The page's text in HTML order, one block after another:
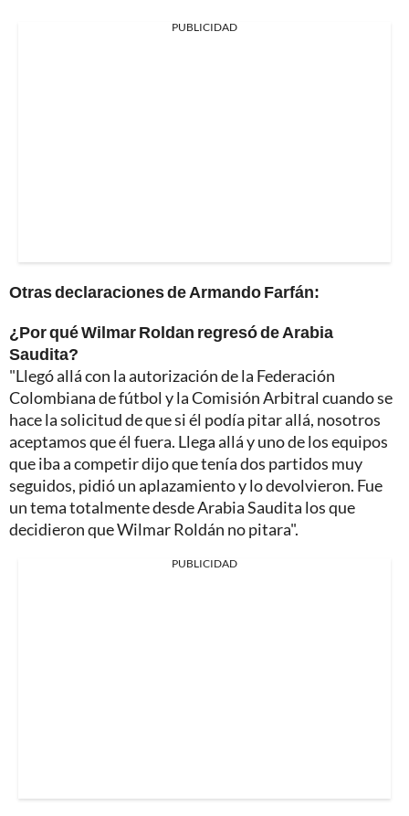
PUBLICIDAD
Otras declaraciones de Armando Farfán:
¿Por qué Wilmar Roldan regresó de Arabia
Saudita?
"Llegó allá con la autorización de la Federación
Colombiana de fútbol y la Comisión Arbitral cuando se
hace la solicitud de que si él podía pitar allá, nosotros
aceptamos que él fuera. Llega allá y uno de los equipos
que iba a competir dijo que tenía dos partidos muy
seguidos, pidió un aplazamiento y lo devolvieron. Fue
un tema totalmente desde Arabia Saudita los que
decidieron que Wilmar Roldán no pitara".
PUBLICIDAD